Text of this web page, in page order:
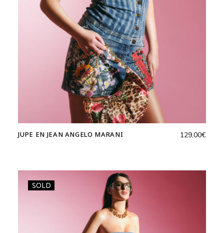
JUPE EN JEAN ANGELO MARANI 129,00€
SOLD